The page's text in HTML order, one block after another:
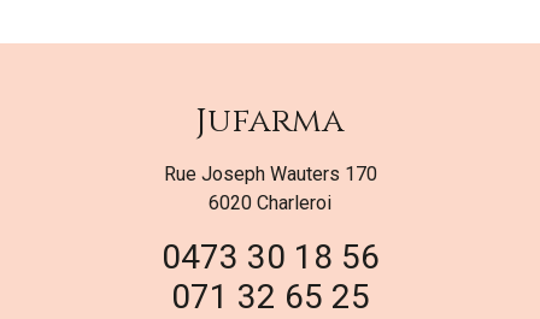
Jufarma
Rue Joseph Wauters 170
6020 Charleroi
0473 30 18 56
071 32 65 25